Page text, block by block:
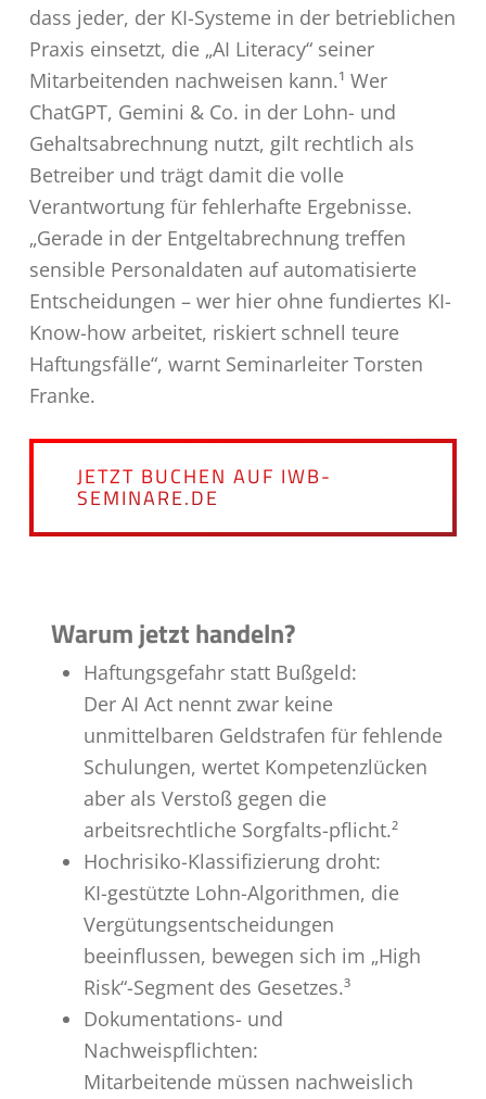
dass jeder, der KI-Systeme in der betrieblichen
Praxis einsetzt, die „AI Literacy“ seiner
Mitarbeitenden nachweisen kann.¹ Wer
ChatGPT, Gemini & Co. in der Lohn- und
Gehaltsabrechnung nutzt, gilt rechtlich als
Betreiber und trägt damit die volle
Verantwortung für fehlerhafte Ergebnisse.
„Gerade in der Entgeltabrechnung treffen
sensible Personaldaten auf automatisierte
Entscheidungen – wer hier ohne fundiertes KI-
Know-how arbeitet, riskiert schnell teure
Haftungsfälle“, warnt Seminarleiter Torsten
Franke.
JETZT BUCHEN AUF IWB-
SEMINARE.DE
Warum jetzt handeln?
Haftungsgefahr statt Bußgeld:
Der AI Act nennt zwar keine
unmittelbaren Geldstrafen für fehlende
Schulungen, wertet Kompetenzlücken
aber als Verstoß gegen die
arbeitsrechtliche Sorgfalts-pflicht.²
Hochrisiko-Klassifizierung droht:
KI-gestützte Lohn-Algorithmen, die
Vergütungsentscheidungen
beeinflussen, bewegen sich im „High
Risk“-Segment des Gesetzes.³
Dokumentations- und
Nachweispflichten:
Mitarbeitende müssen nachweislich